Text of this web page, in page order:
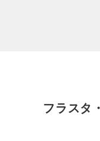
フラスタ